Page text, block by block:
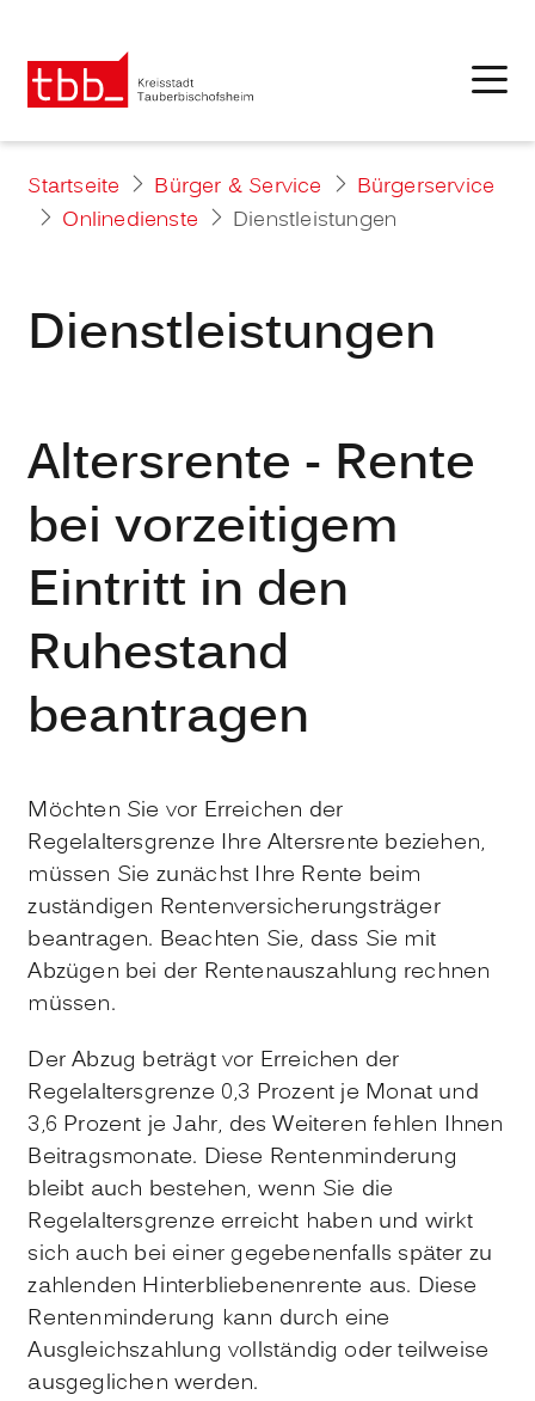
Startseite Bürger & Service
Bürgerservice
Onlinedienste
Dienstleistungen
Dienstleistungen
Altersrente - Rente
bei vorzeitigem
Eintritt in den
Ruhestand
beantragen
Möchten Sie vor Erreichen der
Regelaltersgrenze Ihre Altersrente beziehen,
müssen Sie zunächst Ihre Rente beim
zuständigen Rentenversicherungsträger
beantragen. Beachten Sie, dass Sie mit
Abzügen bei der Rentenauszahlung rechnen
müssen.
Der Abzug beträgt vor Erreichen der
Regelaltersgrenze 0,3 Prozent je Monat und
3,6 Prozent je Jahr, des Weiteren fehlen Ihnen
Beitragsmonate. Diese Rentenminderung
bleibt auch bestehen, wenn Sie die
Regelaltersgrenze erreicht haben und wirkt
sich auch bei einer gegebenenfalls später zu
zahlenden Hinterbliebenenrente aus. Diese
Rentenminderung kann durch eine
Ausgleichszahlung vollständig oder teilweise
ausgeglichen werden.